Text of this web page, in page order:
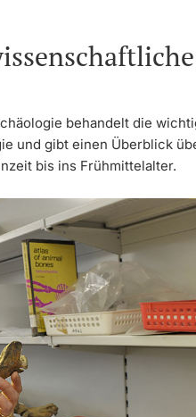
behandelt die
und gibt einen Überblick
bis ins Frühmittelalter.